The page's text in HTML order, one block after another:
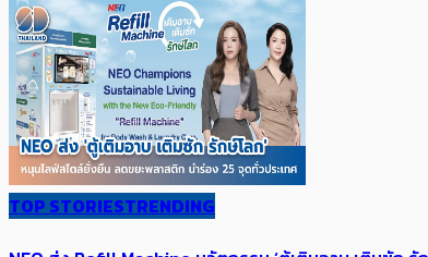
TOP STORIESTRENDING